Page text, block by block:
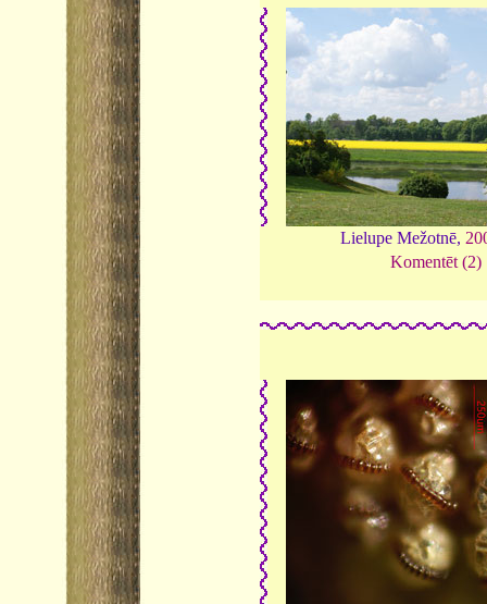
Lielupe Mežotnē,
Komentēt (2)